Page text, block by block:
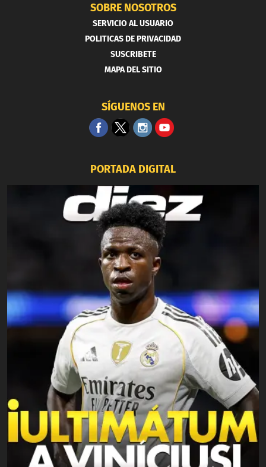
SOBRE NOSOTROS
SERVICIO AL USUARIO
POLITICAS DE PRIVACIDAD
SUSCRIBETE
MAPA DEL SITIO
SÍGUENOS EN
PORTADA DIGITAL